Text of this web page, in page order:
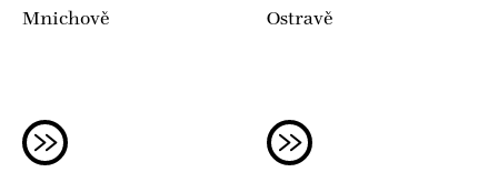
Mnichově Ostravě